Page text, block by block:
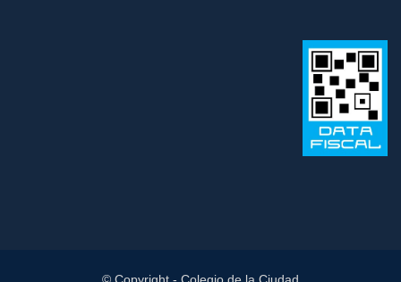
© Copyright - Colegio de la Ciudad